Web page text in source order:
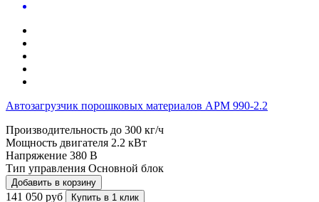
Автозагрузчик порошковых материалов APM 990-2.2
Производительность до 300 кг/ч
Мощность двигателя 2.2 кВт
Напряжение 380 В
Тип управления Основной блок
Добавить в корзину
141 050 руб Купить в 1 клик